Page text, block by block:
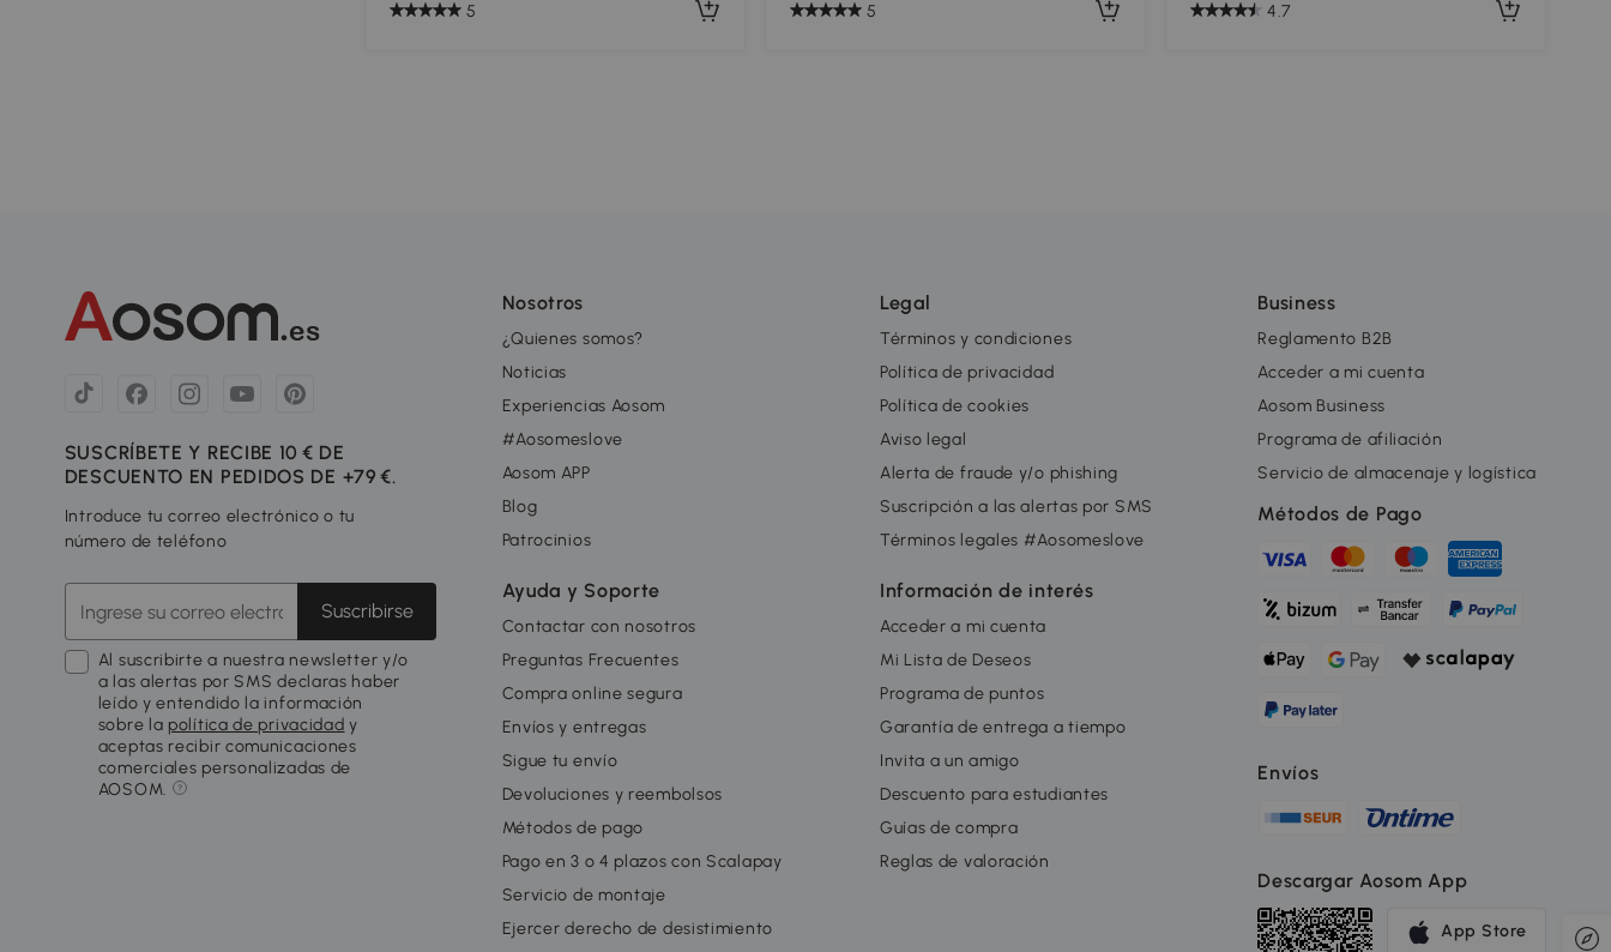
5 5 4.7
SUSCRÍBETE Y RECIBE 10 € DE
DESCUENTO EN PEDIDOS DE +79 €.
Introduce tu correo electrónico o tu
número de teléfono
Suscribirse
Al suscribirte a nuestra newsletter y/o
a las alertas por SMS declaras haber
leído y entendido la información
sobre la política de privacidad y
aceptas recibir comunicaciones
comerciales personalizadas de
AOSOM.
Nosotros
¿Quienes somos?
Noticias
Experiencias Aosom
#Aosomeslove
Aosom APP
Blog
Patrocinios
Ayuda y Soporte
Contactar con nosotros
Preguntas Frecuentes
Compra online segura
Envíos y entregas
Sigue tu envío
Devoluciones y reembolsos
Métodos de pago
Pago en 3 o 4 plazos con Scalapay
Servicio de montaje
Ejercer derecho de desistimiento
Legal
Términos y condiciones
Política de privacidad
Política de cookies
Aviso legal
Alerta de fraude y/o phishing
Suscripción a las alertas por SMS
Términos legales #Aosomeslove
Información de interés
Acceder a mi cuenta
Mi Lista de Deseos
Programa de puntos
Garantía de entrega a tiempo
Invita a un amigo
Descuento para estudiantes
Guías de compra
Reglas de valoración
Business
Reglamento B2B
Acceder a mi cuenta
Aosom Business
Programa de afiliación
Servicio de almacenaje y logística
Métodos de Pago
Envíos
Descargar Aosom App
App Store